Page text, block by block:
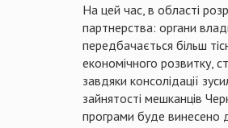
На цей час, в області
партнерства: органи
передбачається більш
економічного розвитку,
завдяки консолідації
зайнятості мешканців
програми буде винесено